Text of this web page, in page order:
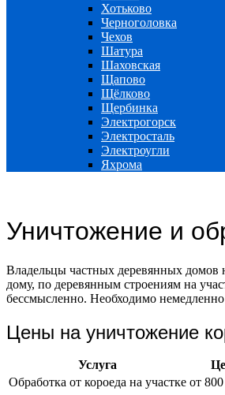
Хотьково
Черноголовка
Чехов
Шатура
Шаховская
Щапово
Щёлково
Щербинка
Электрогорск
Электросталь
Электроугли
Яхрома
Уничтожение и
Владельцы частных деревянных домов
дому, по деревянным строениям на
бессмысленно. Необходимо
Цены на уничтожение
Услуга
Обработка от короеда на участке от